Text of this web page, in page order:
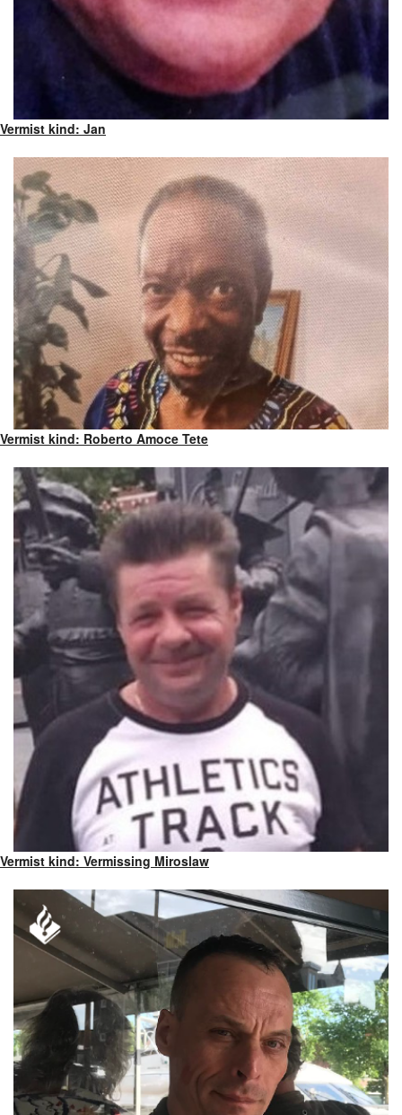
Vermist kind: Jan
Vermist kind: Roberto Amoce Tete
Vermist kind: Vermissing Miroslaw